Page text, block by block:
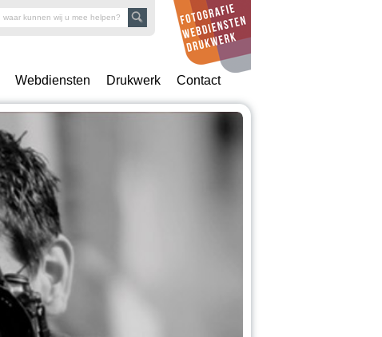
Webdiensten Drukwerk Contact